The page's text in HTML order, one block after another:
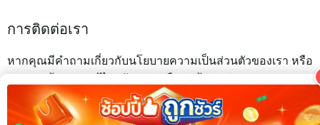
การติดต่อเรา
หากคุณมีคำถามเกี่ยวกับนโยบายความเป็นส่วนตัวของเรา หรือ
คุณ โปรดติดต่อเราทางอีเมลที่info@pic.in.th
ขอบคุณที่ใช้บริการเว็บไซต์ฝากรูปของเรา!